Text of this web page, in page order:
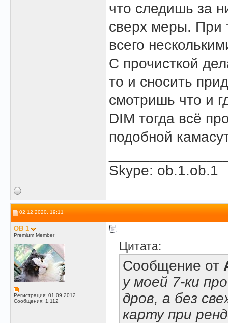
что следишь за
сверх меры. При
всего
С прочисткой
то и сносить
смотришь что и
DIM тогда всё
подобной
Skype: ob.1.ob.1
02.12.2020, 19:11
OB 1
Premium Member
Регистрация: 01.09.2012
Сообщения: 1,112
Цитата:
Сообщение от
у моей 7-ки
дров, а без
карту при